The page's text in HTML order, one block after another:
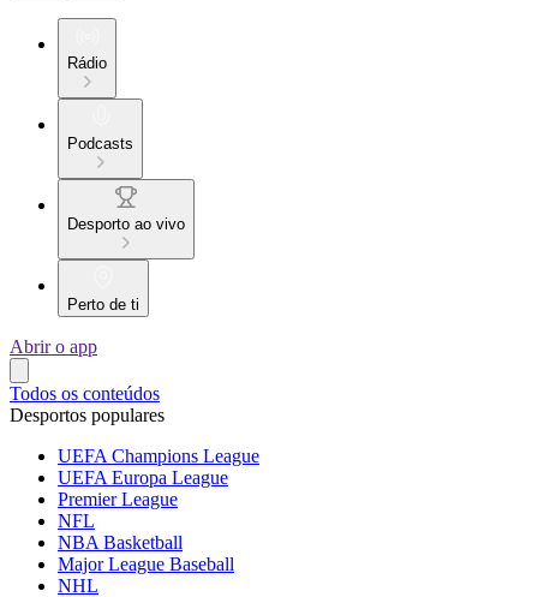
Rádio
Podcasts
Desporto ao vivo
Perto de ti
Abrir o app
Todos os conteúdos
Desportos populares
UEFA Champions League
UEFA Europa League
Premier League
NFL
NBA Basketball
Major League Baseball
NHL